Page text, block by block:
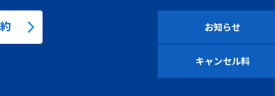
お知らせ
キャンセル料